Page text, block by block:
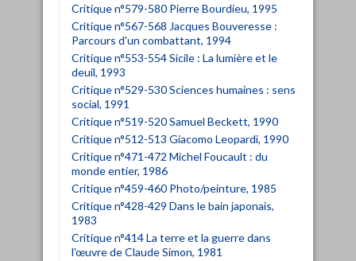
Critique n°579-580 Pierre Bourdieu, 1995
Critique n°567-568 Jacques Bouveresse :
Parcours d'un combattant, 1994
Critique n°553-554 Sicile : La lumière et le
deuil, 1993
Critique n°529-530 Sciences humaines : sens
social, 1991
Critique n°519-520 Samuel Beckett, 1990
Critique n°512-513 Giacomo Leopardi, 1990
Critique n°471-472 Michel Foucault : du
monde entier, 1986
Critique n°459-460 Photo/peinture, 1985
Critique n°428-429 Dans le bain japonais,
1983
Critique n°414 La terre et la guerre dans
l'œuvre de Claude Simon, 1981